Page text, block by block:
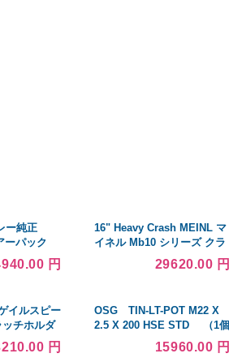
ー純正
ーパック
SP店
円
16" Heavy Crash MEINL マ
イネル Mb10 シリーズ クラ
ッシュシンバル MB10-
16HC-B 国内正規品
29620.00 円
イルスピー
ッチホルダ
円
OSG TIN-LT-POT M22 X
2.5 X 200 HSE STD （1個
15960.00 円